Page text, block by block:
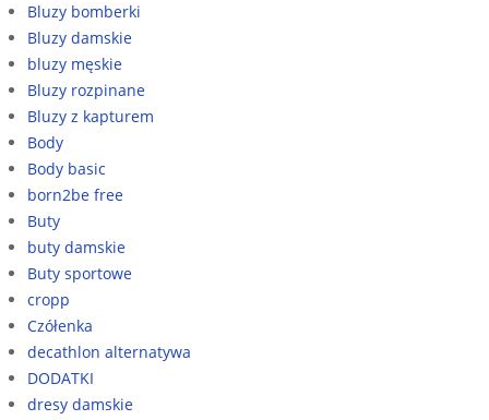
Bluzy bomberki
Bluzy damskie
bluzy męskie
Bluzy rozpinane
Bluzy z kapturem
Body
Body basic
born2be free
Buty
buty damskie
Buty sportowe
cropp
Czółenka
decathlon alternatywa
DODATKI
dresy damskie